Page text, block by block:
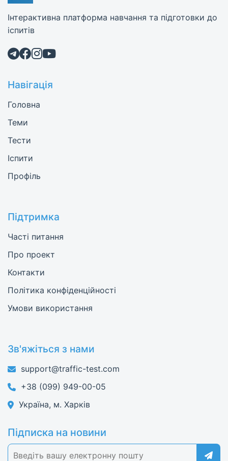
Інтерактивна платформа навчання та підготовки до
іспитів
Навігація
Головна
Теми
Тести
Іспити
Профіль
Підтримка
Часті питання
Про проект
Контакти
Політика конфіденційності
Умови використання
Зв'яжіться з нами
support@traffic-test.com
+38 (099) 949-00-05
Україна, м. Харків
Підписка на новини